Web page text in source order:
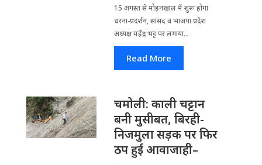
15 अगस्त से मोहनखाल में शुरू होगा
धरना-प्रदर्शन, सांसद व भाजपा प्रदेश
अध्यक्ष महेंद्र भट्ट पर लगाया...
Read More
चमोली: काली चट्टान
बनी मुसीबत, बिरही-
निजमुला सड़क पर फिर
ठप हुई आवाजाही–